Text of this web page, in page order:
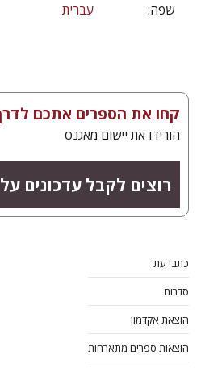
שפה:
עברית
קחו את הספרים אתכם
הורידו את יישום מאגנס
רוצים לקבל עדכונים
כתבי עת
סדרות
הוצאת אקדמון
הוצאות ספרים מתארחות